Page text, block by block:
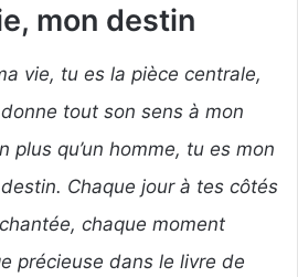
mon destin
vie, tu es la pièce centrale,
tout son sens à mon
plus qu’un homme, tu es mon
Chaque jour à tes côtés
chaque moment
précieuse dans le livre de